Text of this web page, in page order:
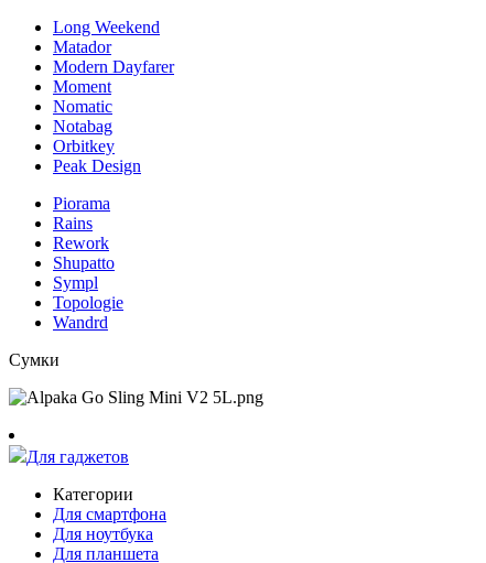
Long Weekend
Matador
Modern Dayfarer
Moment
Nomatic
Notabag
Orbitkey
Peak Design
Piorama
Rains
Rework
Shupatto
Sympl
Topologie
Wandrd
Сумки
Для гаджетов
Категории
Для смартфона
Для ноутбука
Для планшета